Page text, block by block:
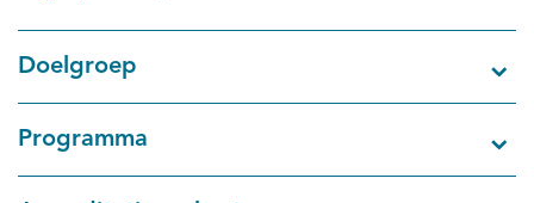
Doelgroep
Programma